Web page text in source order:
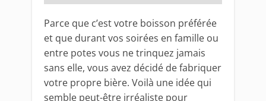
Parce que c’est votre boisson préférée
et que durant vos soirées en famille ou
entre potes vous ne trinquez jamais
sans elle, vous avez décidé de fabriquer
votre propre bière. Voilà une idée qui
semble peut-être irréaliste pour